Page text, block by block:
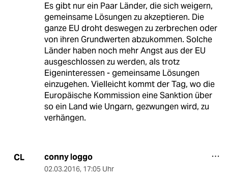
Es gibt nur ein Paar Länder, die sich weigern,
gemeinsame Lösungen zu akzeptieren. Die
ganze EU droht deswegen zu zerbrechen oder
von ihren Grundwerten abzukommen. Solche
Länder haben noch mehr Angst aus der EU
ausgeschlossen zu werden, als trotz
Eigeninteressen - gemeinsame Lösungen
einzugehen. Vielleicht kommt der Tag, wo die
Europäische Kommission eine Sanktion über
so ein Land wie Ungarn, gezwungen wird, zu
verhängen.
CL conny loggo
02.03.2016, 17:05 Uhr